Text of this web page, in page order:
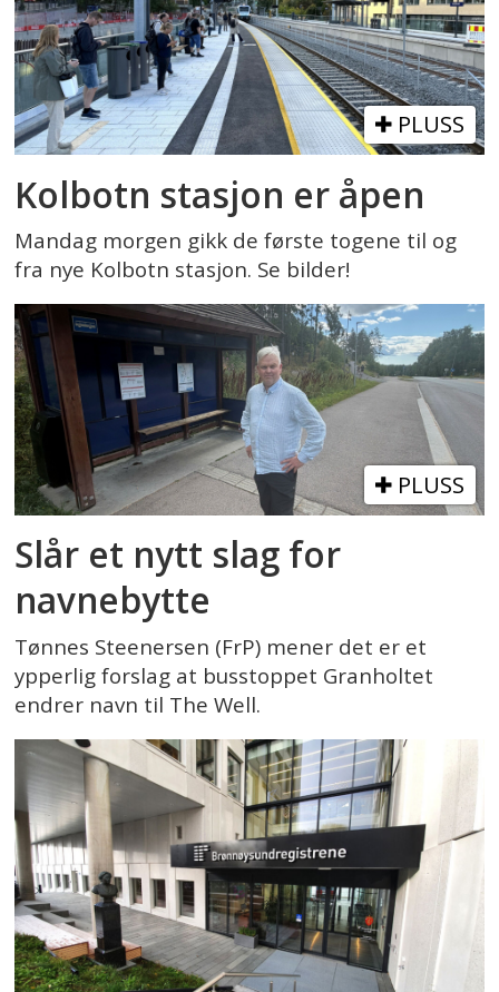
PLUSS
Kolbotn stasjon er åpen
Mandag morgen gikk de første togene til og
fra nye Kolbotn stasjon. Se bilder!
PLUSS
Slår et nytt slag for
navnebytte
Tønnes Steenersen (FrP) mener det er et
ypperlig forslag at busstoppet Granholtet
endrer navn til The Well.